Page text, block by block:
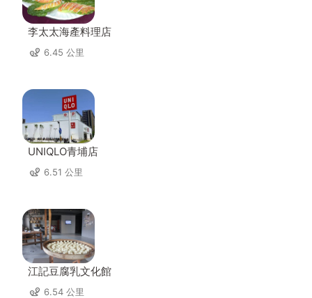
李太太海產料理店
6.45 公里
UNIQLO青埔店
6.51 公里
江記豆腐乳文化館
6.54 公里